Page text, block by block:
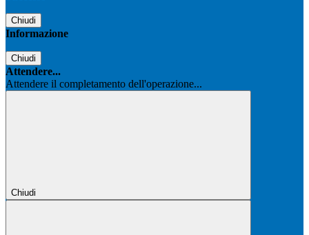
Chiudi
Informazione
Chiudi
Attendere...
Attendere il completamento dell'operazione...
Chiudi